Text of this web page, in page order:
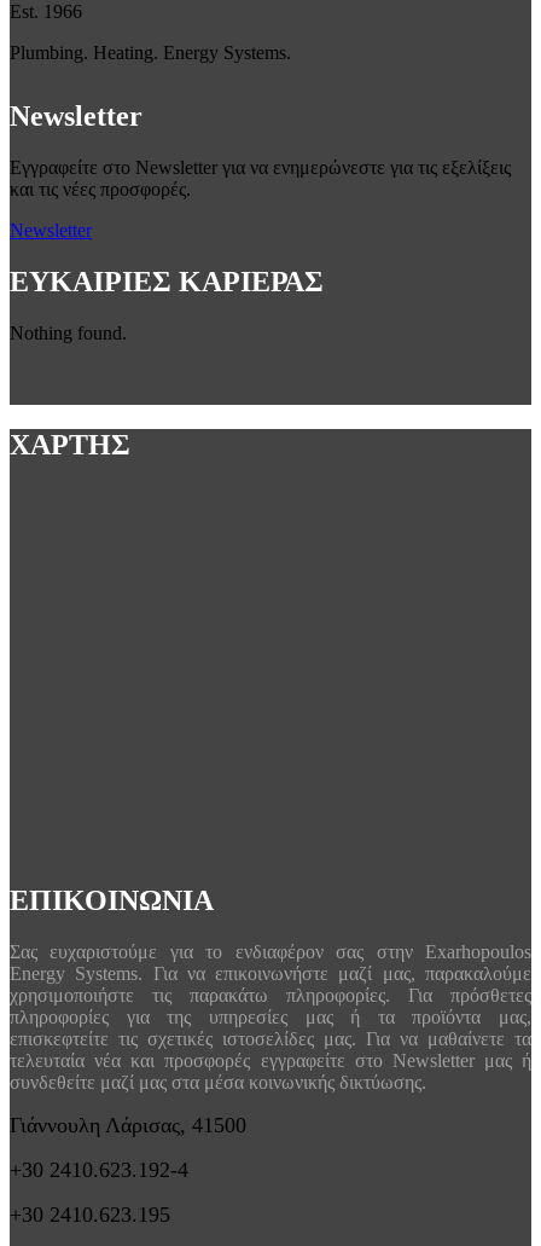
Est. 1966
Plumbing. Heating. Energy Systems.
Newsletter
Εγγραφείτε στο Newsletter για να ενημερώνεστε για τις εξελίξεις
και τις νέες προσφορές.
Newsletter
ΕΥΚΑΙΡΙΕΣ ΚΑΡΙΕΡΑΣ
Nothing found.
ΧΑΡΤΗΣ
ΕΠΙΚΟΙΝΩΝΙΑ
Σας ευχαριστούμε για το ενδιαφέρον σας στην Exarhopoulos
Energy Systems. Για να επικοινωνήστε μαζί μας, παρακαλούμε
χρησιμοποιήστε τις παρακάτω πληροφορίες. Για πρόσθετες
πληροφορίες για της υπηρεσίες μας ή τα προϊόντα μας,
επισκεφτείτε τις σχετικές ιστοσελίδες μας. Για να μαθαίνετε τα
τελευταία νέα και προσφορές εγγραφείτε στο Newsletter μας ή
συνδεθείτε μαζί μας στα μέσα κοινωνικής δικτύωσης.
Γιάννουλη Λάρισας, 41500
+30 2410.623.192-4
+30 2410.623.195